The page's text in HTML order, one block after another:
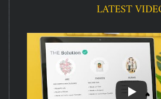
LATEST